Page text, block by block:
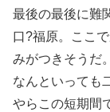
最後の最後に難
口?福原。ここ
みがつきそうだ。
なんといっても
やらこの短期間